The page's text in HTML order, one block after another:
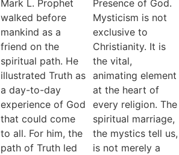
Mark L. Prophet
walked before
mankind as a
friend on the
spiritual path. He
illustrated Truth as
a day-to-day
experience of God
that could come
to all. For him, the
path of Truth led
Presence of God.
Mysticism is not
exclusive to
Christianity. It is
the vital,
animating element
at the heart of
every religion. The
spiritual marriage,
the mystics tell us,
is not merely a